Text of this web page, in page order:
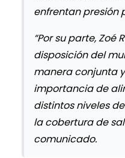
enfrentan presión
“Por su parte, Zoé
disposición del
manera conjunta
importancia de
distintos niveles
la cobertura de
comunicado.